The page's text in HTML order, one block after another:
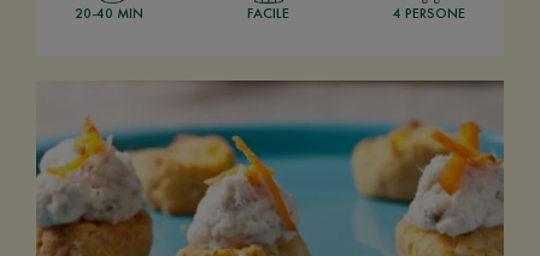
20-40 MIN FACILE 4 PERSONE